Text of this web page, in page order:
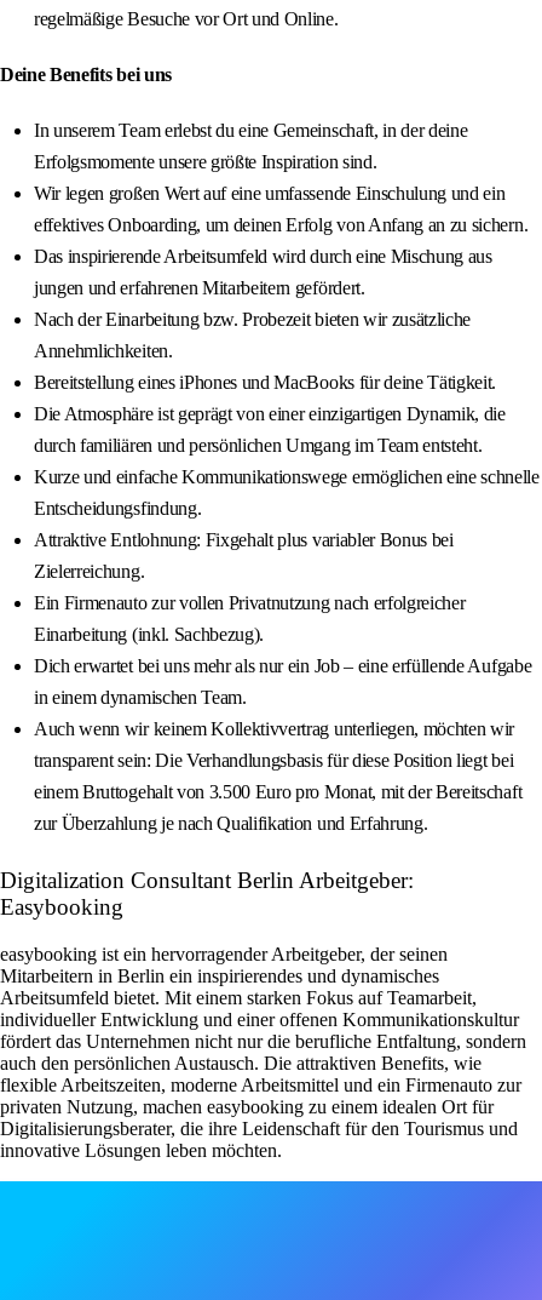
regelmäßige Besuche vor Ort und Online.
Deine Benefits bei uns
In unserem Team erlebst du eine Gemeinschaft, in der deine
Erfolgsmomente unsere größte Inspiration sind.
Wir legen großen Wert auf eine umfassende Einschulung und ein
effektives Onboarding, um deinen Erfolg von Anfang an zu sichern.
Das inspirierende Arbeitsumfeld wird durch eine Mischung aus
jungen und erfahrenen Mitarbeitern gefördert.
Nach der Einarbeitung bzw. Probezeit bieten wir zusätzliche
Annehmlichkeiten.
Bereitstellung eines iPhones und MacBooks für deine Tätigkeit.
Die Atmosphäre ist geprägt von einer einzigartigen Dynamik, die
durch familiären und persönlichen Umgang im Team entsteht.
Kurze und einfache Kommunikationswege ermöglichen eine schnelle
Entscheidungsfindung.
Attraktive Entlohnung: Fixgehalt plus variabler Bonus bei
Zielerreichung.
Ein Firmenauto zur vollen Privatnutzung nach erfolgreicher
Einarbeitung (inkl. Sachbezug).
Dich erwartet bei uns mehr als nur ein Job – eine erfüllende Aufgabe
in einem dynamischen Team.
Auch wenn wir keinem Kollektivvertrag unterliegen, möchten wir
transparent sein: Die Verhandlungsbasis für diese Position liegt bei
einem Bruttogehalt von 3.500 Euro pro Monat, mit der Bereitschaft
zur Überzahlung je nach Qualifikation und Erfahrung.
Digitalization Consultant Berlin Arbeitgeber:
Easybooking
easybooking ist ein hervorragender Arbeitgeber, der seinen
Mitarbeitern in Berlin ein inspirierendes und dynamisches
Arbeitsumfeld bietet. Mit einem starken Fokus auf Teamarbeit,
individueller Entwicklung und einer offenen Kommunikationskultur
fördert das Unternehmen nicht nur die berufliche Entfaltung, sondern
auch den persönlichen Austausch. Die attraktiven Benefits, wie
flexible Arbeitszeiten, moderne Arbeitsmittel und ein Firmenauto zur
privaten Nutzung, machen easybooking zu einem idealen Ort für
Digitalisierungsberater, die ihre Leidenschaft für den Tourismus und
innovative Lösungen leben möchten.